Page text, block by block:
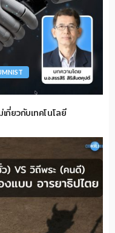
กี่ยวกับเทคโนโลยี